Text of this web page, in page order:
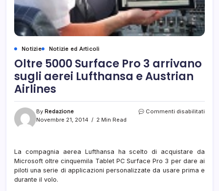
Notizie Notizie ed Articoli
Oltre 5000 Surface Pro 3 arrivano
sugli aerei Lufthansa e Austrian
Airlines
By Redazione
Novembre 21, 2014
2 Min Read
Commenti disabilitati
La compagnia aerea Lufthansa ha scelto di acquistare da
Microsoft oltre cinquemila Tablet PC Surface Pro 3 per dare ai
piloti una serie di applicazioni personalizzate da usare prima e
durante il volo.